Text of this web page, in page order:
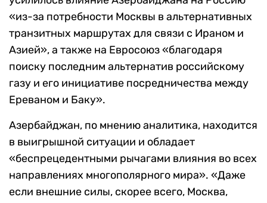
«из-за потребности Москвы в альтернативных
транзитных маршрутах для связи с Ираном и
Азией», а также на Евросоюз «благодаря
поиску последним альтернатив российскому
газу и его инициативе посредничества между
Ереваном и Баку».
Азербайджан, по мнению аналитика, находится
в выигрышной ситуации и обладает
«беспрецедентными рычагами влияния во всех
направлениях многополярного мира». «Даже
если внешние силы, скорее всего, Москва,